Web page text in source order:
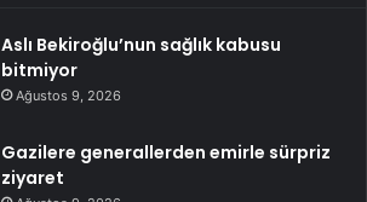
Aslı Bekiroğlu’nun sağlık kabusu
bitmiyor
Ağustos 9, 2026
Gazilere generallerden emirle sürpriz
ziyaret